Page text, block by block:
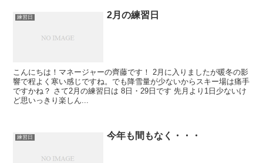
練習日 2月の練習日
こんにちは！マネージャーの齊藤です！ 2月に入りましたが暖冬の影
響で程よく寒い感じですね。でも降雪量が少ないからスキー場は痛手
ですかね？ さて2月の練習日は 8日・29日です 先月より1日少ないけ
ど思いっきり楽しん...
練習日 今年も間もなく・・・